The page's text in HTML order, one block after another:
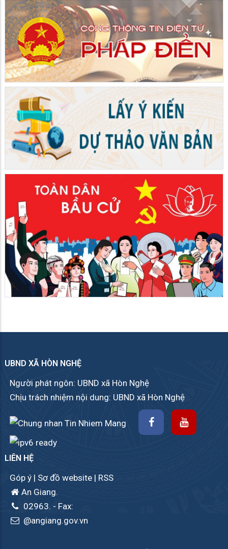
UBND XÃ HÒN NGHỆ
Người phát ngôn: UBND xã Hòn Nghệ
Chịu trách nhiệm nội dung: UBND xã Hòn Nghệ
LIÊN HỆ
Góp ý | Sơ đồ website | RSS
An Giang.
02963. - Fax:
@angiang.gov.vn